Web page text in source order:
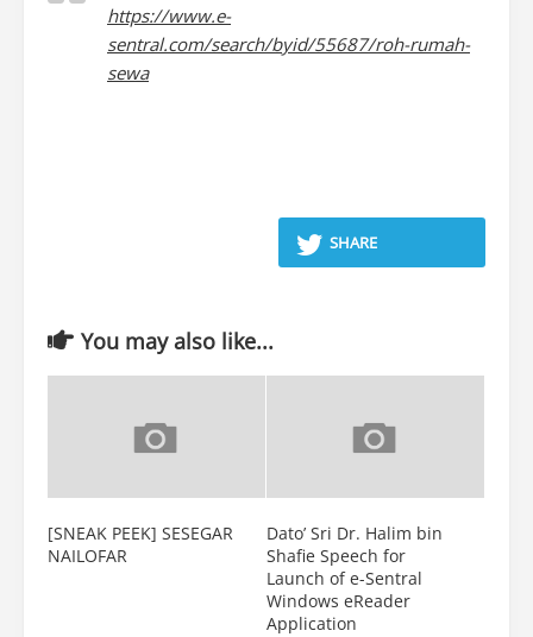
https://www.e-
sentral.com/search/byid/55687/roh-rumah-
sewa
SHARE
You may also like...
[SNEAK PEEK] SESEGAR
NAILOFAR
Dato’ Sri Dr. Halim bin
Shafie Speech for
Launch of e-Sentral
Windows eReader
Application